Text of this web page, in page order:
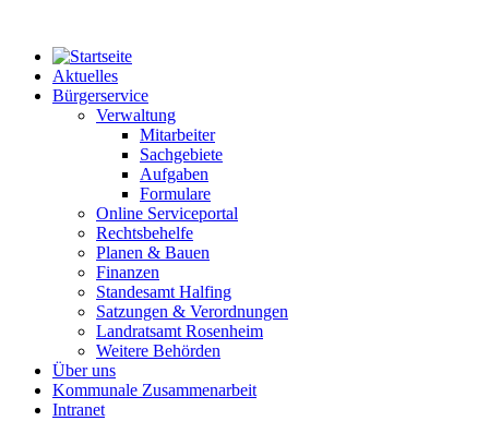
Aktuelles
Bürgerservice
Verwaltung
Mitarbeiter
Sachgebiete
Aufgaben
Formulare
Online Serviceportal
Rechtsbehelfe
Planen & Bauen
Finanzen
Standesamt Halfing
Satzungen & Verordnungen
Landratsamt Rosenheim
Weitere Behörden
Über uns
Kommunale Zusammenarbeit
Intranet